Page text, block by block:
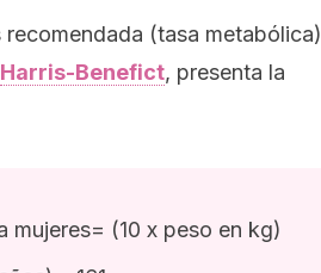
(tasa metabólica)
Harris-Benefict, presenta la
mujeres= (10 x peso en kg)